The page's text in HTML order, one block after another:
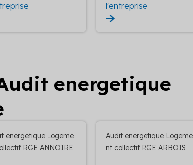
l'entreprise
energetique
energetique Logeme
RGE ANNOIRE
Audit energetique Logeme
nt collectif RGE ARBOIS